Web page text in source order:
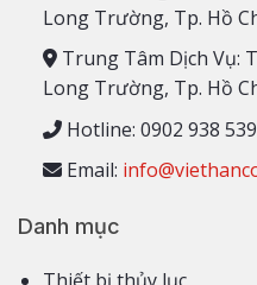
Long Trường, Tp. Hồ
Trung Tâm Dịch Vụ:
Long Trường, Tp. Hồ
Hotline: 0902 938 539
Email:
Danh mục